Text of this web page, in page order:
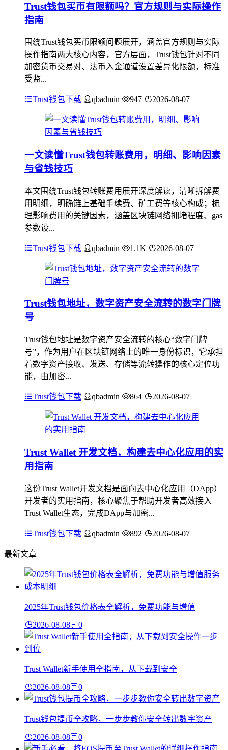
Trust钱包买币有限额吗？官方规则与实际操作
指南
围绕Trust钱包买币限额问题展开，涵盖官方规则与实际
操作指南两大核心内容，官方层面，Trust钱包针对不同
加密货币交易对、法币入金通道设置差异化限额，标准
受监...
Trust钱包下载 qbadmin 947 2026-08-07
一文读懂Trust钱包转账费用，明细、影响因素
与省钱技巧
本文围绕Trust钱包转账费用展开深度解读，清晰拆解费
用明细，明确链上基础手续费、矿工费等核心构成；梳
理影响费用的关键因素，涵盖区块链网络拥堵程度、gas
参数设...
Trust钱包下载 qbadmin 1.1K 2026-08-07
Trust钱包地址，数字资产安全流转的数字门牌
号
Trust钱包地址是数字资产安全流转的核心“数字门牌
号”，作为用户在区块链网络上的唯一身份标识，它承担
着数字资产接收、发送、存储等流转操作的核心定位功
能，由加密...
Trust钱包下载 qbadmin 864 2026-08-07
Trust Wallet 开发文档，构建去中心化应用的实
用指南
这份Trust Wallet开发文档是面向去中心化应用（DApp）
开发者的实用指南，核心聚焦于帮助开发者高效接入
Trust Wallet生态，完成DApp与加密...
Trust钱包下载 qbadmin 892 2026-08-07
最新文章
2025年Trust钱包价格表全解析，免费功能与增值
2026-08-08 0
Trust Wallet新手使用全指南，从下载到安全
2026-08-08 0
Trust钱包提币全攻略，一步步教你安全转出数字资产
2026-08-08 0